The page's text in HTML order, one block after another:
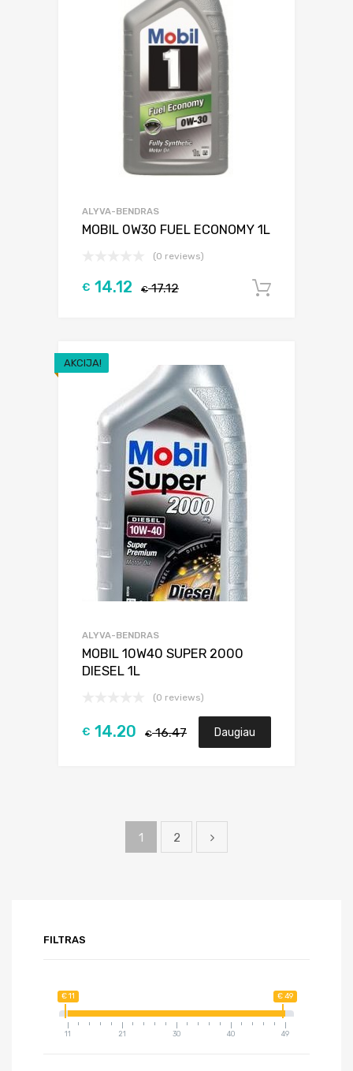
ALYVA-BENDRAS
MOBIL 0W30 FUEL ECONOMY 1L
(0 reviews)
€17.12
€ 14.12
AKCIJA!
ALYVA-BENDRAS
MOBIL 10W40 SUPER 2000
DIESEL 1L
(0 reviews)
€16.47
€ 14.20 Daugiau
1 2
FILTRAS
€ 11 € 49
11 21 30 40 49